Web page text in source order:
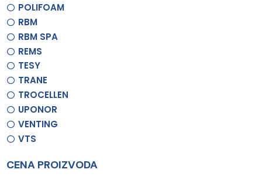
POLIFOAM
RBM
RBM SPA
REMS
TESY
TRANE
TROCELLEN
UPONOR
VENTING
VTS
CENA PROIZVODA